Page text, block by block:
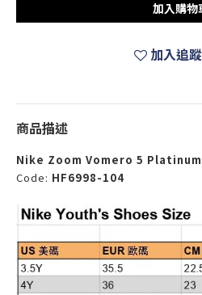
加入購物
加入追
商品描述
Nike Zoom Vomero 5 Platinum
Code: HF6998-104